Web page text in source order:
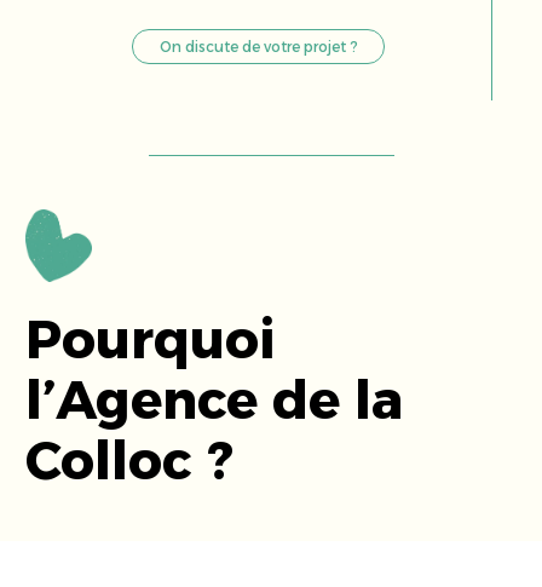
On discute de votre projet ?
Pourquoi
l’Agence de la
Colloc ?